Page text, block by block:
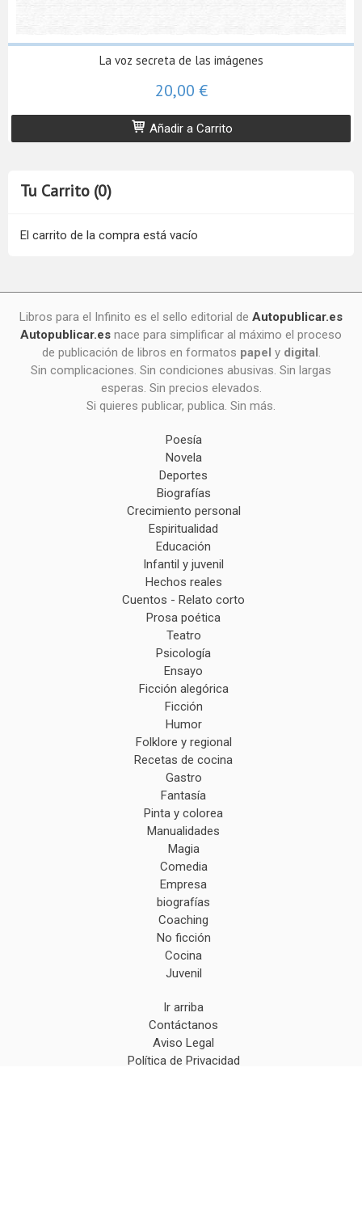
Tu Carrito (0)
El carrito de la compra está vacío
La voz secreta de las imágenes
20,00 €
Añadir a Carrito
Libros para el Infinito es el sello editorial de Autopublicar.es
Autopublicar.es nace para simplificar al máximo el proceso
de publicación de libros en formatos papel y digital .
Sin complicaciones. Sin condiciones abusivas. Sin largas
esperas. Sin precios elevados.
Si quieres publicar, publica. Sin más.
Poesía
Novela
Deportes
Biografías
Crecimiento personal
Espiritualidad
Educación
Infantil y juvenil
Hechos reales
Cuentos - Relato corto
Prosa poética
Teatro
Psicología
Ensayo
Ficción alegórica
Ficción
Humor
Folklore y regional
Recetas de cocina
Gastro
Fantasía
Pinta y colorea
Manualidades
Magia
Comedia
Empresa
biografías
Coaching
No ficción
Cocina
Juvenil
Ir arriba
Contáctanos
Aviso Legal
Política de Privacidad